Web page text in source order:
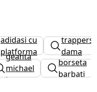
adidasi cu
platforma
trappers
dama
geanta
michael
kors
borseta
barbati